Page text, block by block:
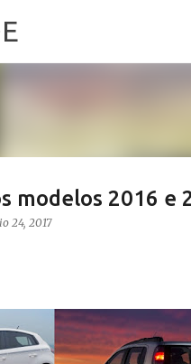
modelos 2016
24, 2017